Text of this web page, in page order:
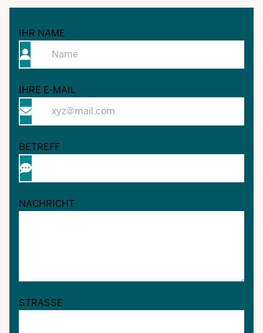
IHR NAME
IHRE E-MAIL
BETREFF
NACHRICHT
STRASSE